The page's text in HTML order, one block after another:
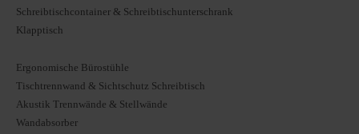
Schreibtischcontainer & Schreibtischunterschrank
Klapptisch
Ergonomische Bürostühle
Tischtrennwand & Sichtschutz Schreibtisch
Akustik Trennwände & Stellwände
Wandabsorber